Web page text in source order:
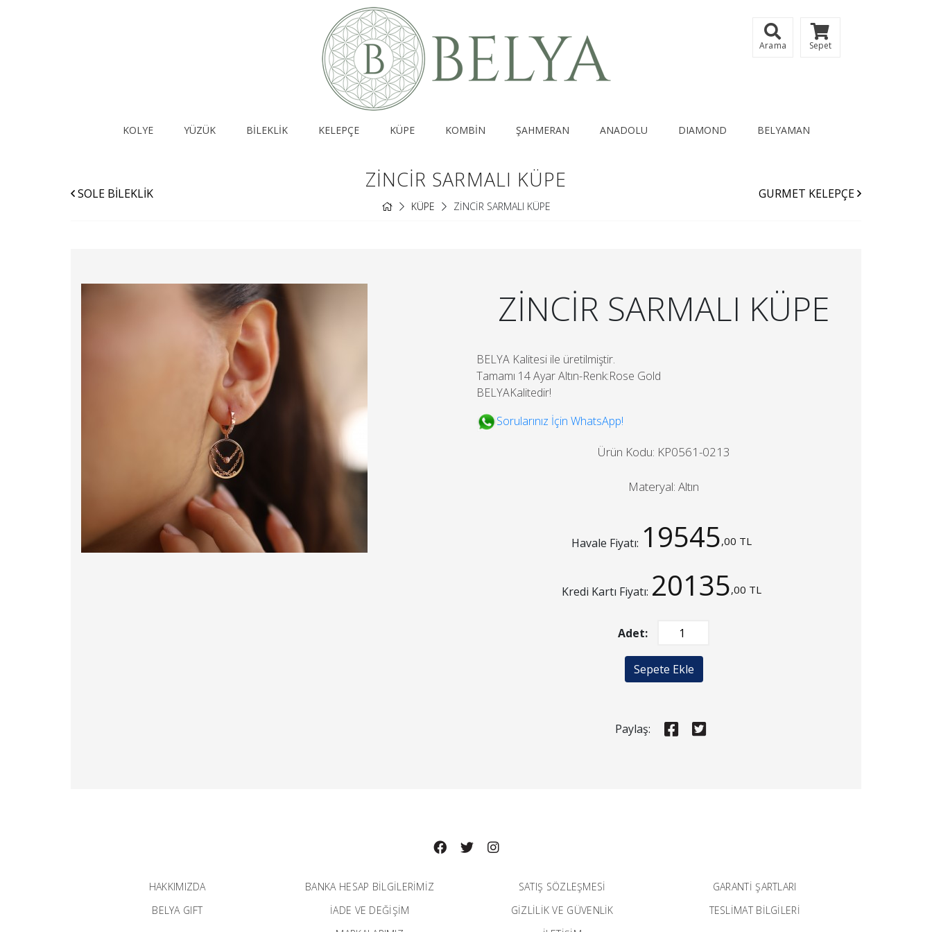
Arama Sepet
KOLYE YÜZÜK BİLEKLİK KELEPÇE KÜPE KOMBİN ŞAHMERAN ANADOLU DIAMOND BELYAMAN
SOLE BİLEKLİK GURMET KELEPÇE
ZİNCİR SARMALI KÜPE
KÜPE ZİNCİR SARMALI KÜPE
ZİNCİR SARMALI KÜPE
BELYA Kalitesi ile üretilmiştir.
Tamamı 14 Ayar Altın-Renk:Rose Gold
BELYAKalitedir!
Sorularınız İçin WhatsApp!
Ürün Kodu: KP0561-0213
Materyal: Altın
Havale Fiyatı: 19545,00 TL
Kredi Kartı Fiyatı: 20135,00 TL
Adet:
Sepete Ekle
Paylaş:
HAKKIMIZDA BANKA HESAP BILGILERIMIZ SATIŞ SÖZLEŞMESİ
GARANTI ŞARTLARI
BELYA GIFT
İADE VE DEĞİŞİM GİZLİLİK VE GÜVENLİK
TESLİMAT BİLGİLERİ